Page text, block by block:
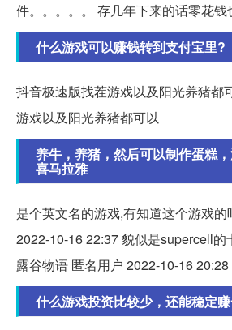
件。。。。。 存几年下来的话零花钱
什么游戏可以赚钱转到支付宝里?
抖音极速版找茬游戏以及阳光养猪都
游戏以及阳光养猪都可以
养牛，养猪，然后可以制作蛋糕
喜马拉雅
是个英文名的游戏,有知道这个游戏
2022-10-16 22:37 貌似是supercell的
露谷物语 匿名用户 2022-10-16 20:28
什么游戏投资比较少，还能稳定